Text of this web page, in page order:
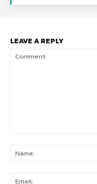
LEAVE A REPLY